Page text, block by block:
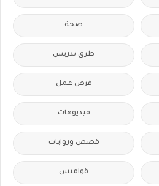
صحة
طرق تدريس
فرص عمل
فيديوهات
قصص وروايات
قواميس